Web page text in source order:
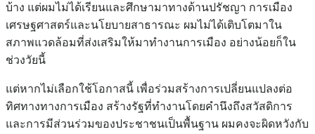
บ้าง แต่ผมไม่ได้เรียนและศึกษามาทางด้านปรัชญา การเมือง
เศรษฐศาสตร์และนโยบายสาธารณะ ผมไม่ได้เติบโตมาใน
สภาพแวดล้อมที่ส่งเสริมให้มาทำงานการเมือง อย่างน้อยก็ใน
ช่วงวัยนี้
แต่หากไม่เลือกใช้โอกาสนี้ เพื่อร่วมสร้างการเปลี่ยนแปลงต่อ
ทิศทางทางการเมือง สร้างรัฐที่ทำงานโดยคำนึงถึงสวัสดิการ
และการมีส่วนร่วมของประชาชนเป็นพื้นฐาน ผมคงจะผิดหวังกับ